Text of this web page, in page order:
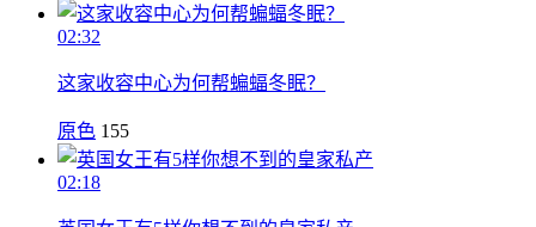
02:32
这家收容中心为何帮蝙蝠冬眠？
原色 155
02:18